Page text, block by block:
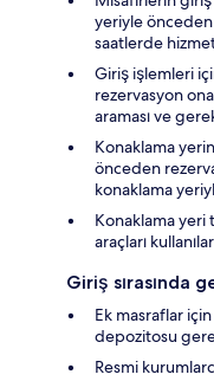
yeriyle önceden
saatlerde
Giriş işlemleri
rezervasyon
araması ve
Konaklama
önceden
konaklama
Konaklama yeri
araçları
Giriş sırasında
Ek masraflar
depozitosu
Resmi